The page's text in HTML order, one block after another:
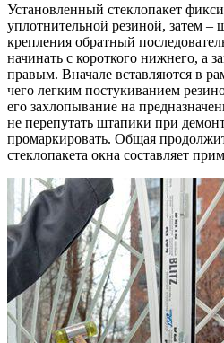
Установленный стеклопакет
уплотнительной резиной, затем –
крепления обратный
начинать с короткого нижнего, а
правым. Вначале вставляются в
чего легким постукиванием
его захлопывание на
не перепутать штапики при
промаркировать. Общая
стеклопакета окна составляет